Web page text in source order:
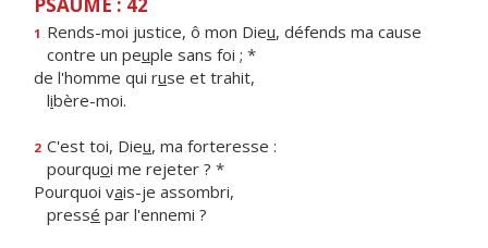
1 Rends-moi justice, ô mon Dieu, défends ma cause
contre un peuple sans foi ; *
de l'homme qui ruse et trahit,
libère-moi.
2 C'est toi, Dieu, ma forteresse :
pourquoi me rejeter ? *
Pourquoi vais-je assombri,
pressé par l'ennemi ?